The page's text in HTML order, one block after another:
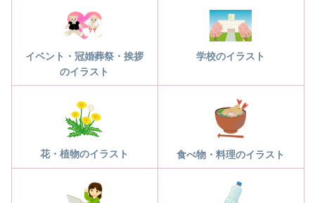
イベント・冠婚葬祭・挨拶
のイラスト
学校のイラスト
花・植物のイラスト 食べ物・料理のイラスト